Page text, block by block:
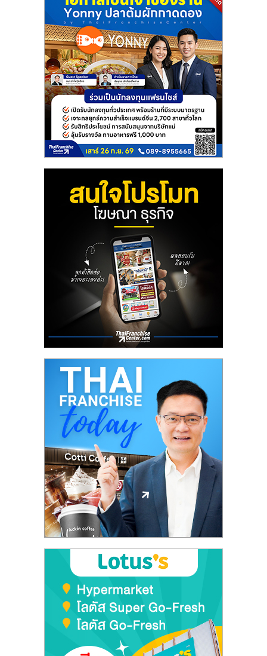
ไชส์
ขาย
หน้า
บ้าน
ลงทุน
ปรึกษา
ลงทุน
และ
ขยาย